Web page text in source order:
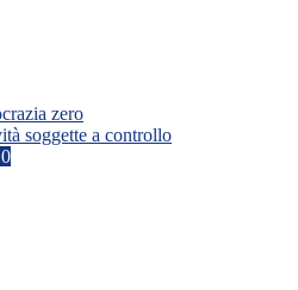
zero
soggette a controllo